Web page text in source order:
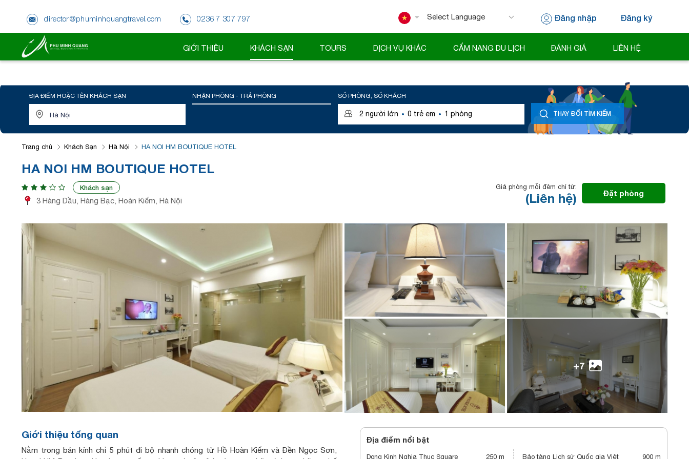
director@phuminhquangtravel.com 0236 7 307 797 Đăng nhập Đăng ký
GIỚI THIỆU KHÁCH SẠN TOURS DỊCH VỤ KHÁC CẨM NANG DU LỊCH ĐÁNH GIÁ LIÊN HỆ
ĐỊA ĐIỂM HOẶC TÊN KHÁCH SẠN NHẬN PHÒNG - TRẢ PHÒNG SỐ PHÒNG, SỐ KHÁCH
2 người lớn · 0 trẻ em · 1 phòng THAY ĐỔI TÌM KIẾM
Trang chủ Khách Sạn Hà Nội HA NOI HM BOUTIQUE HOTEL
HA NOI HM BOUTIQUE HOTEL
Khách sạn
3 Hàng Dầu, Hàng Bạc, Hoàn Kiếm, Hà Nội
Giá phòng mỗi đêm chỉ từ:
(Liên hệ) Đặt phòng
+7
Giới thiệu tổng quan
Nằm trong bán kính chỉ 5 phút đi bộ nhanh chóng từ Hồ Hoàn Kiếm và Đền Ngọc Sơn,
Địa điểm nổi bật
Dong Kinh Nghia Thuc Square 250 m
Bảo tàng Lịch sử Quốc gia Việt
900 m